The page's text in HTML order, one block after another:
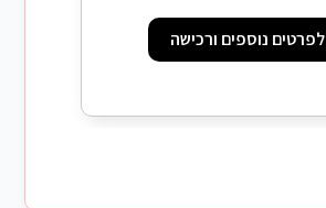
לפרטים נוספים ורכישה